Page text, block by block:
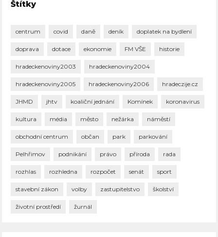
Štítky
centrum covid daně deník doplatek na bydlení
doprava dotace ekonomie FM VŠE historie
hradeckenoviny2003 hradeckenoviny2004
hradeckenoviny2005 hradeckenoviny2006 hradeczije.cz
JHMD jhtv koaliční jednání Komínek koronavirus
kultura média město nežárka náměstí
obchodní centrum občan park parkování
Pelhřimov podnikání právo příroda rada
rozhlas rozhledna rozpočet senát sport
stavební zákon volby zastupitelstvo školství
životní prostředí žurnál